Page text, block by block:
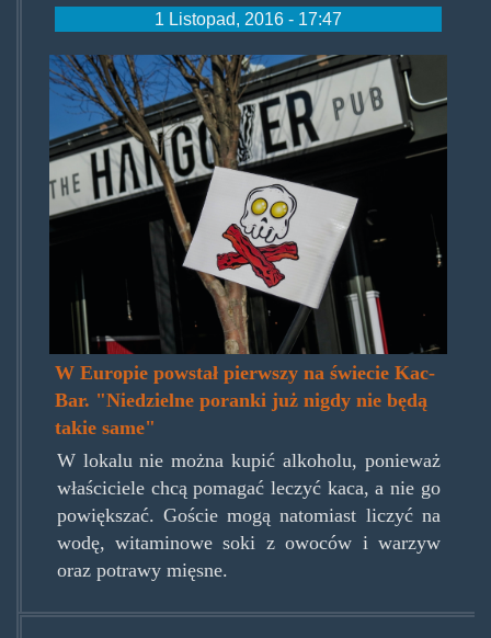
1 Listopad, 2016 - 17:47
hangoverpub.jpg
W Europie powstał pierwszy na świecie Kac-
Bar. "Niedzielne poranki już nigdy nie będą
takie same"
W lokalu nie można kupić alkoholu, ponieważ
właściciele chcą pomagać leczyć kaca, a nie go
powiększać. Goście mogą natomiast liczyć na
wodę, witaminowe soki z owoców i warzyw
oraz potrawy mięsne.